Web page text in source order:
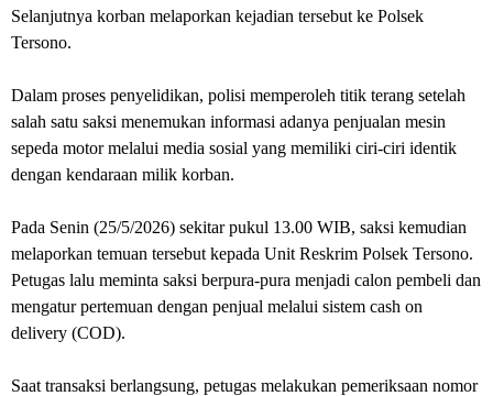
Selanjutnya korban melaporkan kejadian tersebut ke Polsek
Tersono.
Dalam proses penyelidikan, polisi memperoleh titik terang setelah
salah satu saksi menemukan informasi adanya penjualan mesin
sepeda motor melalui media sosial yang memiliki ciri-ciri identik
dengan kendaraan milik korban.
Pada Senin (25/5/2026) sekitar pukul 13.00 WIB, saksi kemudian
melaporkan temuan tersebut kepada Unit Reskrim Polsek Tersono.
Petugas lalu meminta saksi berpura-pura menjadi calon pembeli dan
mengatur pertemuan dengan penjual melalui sistem cash on
delivery (COD).
Saat transaksi berlangsung, petugas melakukan pemeriksaan nomor